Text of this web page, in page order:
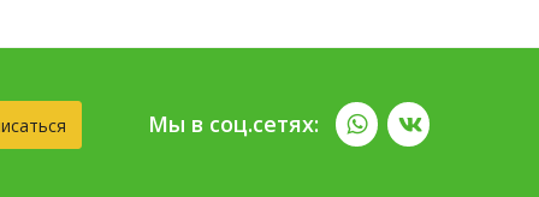
Мы в соц.сетях: